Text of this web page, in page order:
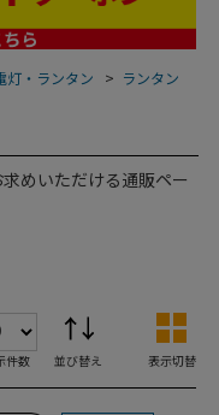
灯・ランタン > ランタン
めいただける通販ペー
件数 並び替え 表示切替